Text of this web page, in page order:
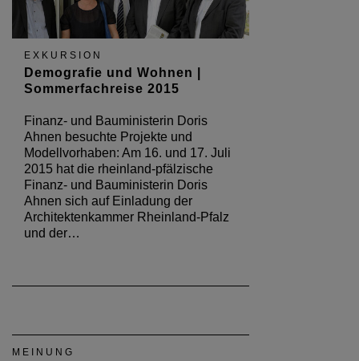
EXKURSION
Demografie und Wohnen |
Sommerfachreise 2015
Finanz- und Bauministerin Doris
Ahnen besuchte Projekte und
Modellvorhaben: Am 16. und 17. Juli
2015 hat die rheinland-pfälzische
Finanz- und Bauministerin Doris
Ahnen sich auf Einladung der
Architektenkammer Rheinland-Pfalz
und der…
MEINUNG